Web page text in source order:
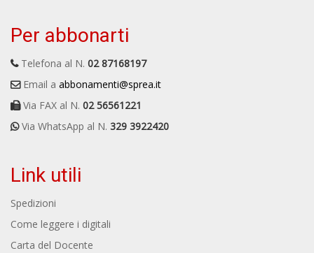
Per abbonarti
Telefona al N. 02 87168197
Email a abbonamenti@sprea.it
Via FAX al N. 02 56561221
Via WhatsApp al N. 329 3922420
Link utili
Spedizioni
Come leggere i digitali
Carta del Docente